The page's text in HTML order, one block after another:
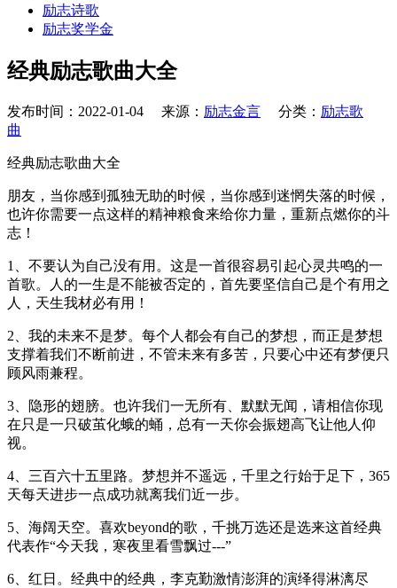
励志诗歌
励志奖学金
经典励志歌曲大全
发布时间：2022-01-04 来源： 励志金言 分类： 励志歌
曲
经典励志歌曲大全
朋友，当你感到孤独无助的时候，当你感到迷惘失落的时候，
也许你需要一点这样的精神粮食来给你力量，重新点燃你的斗
志！
1、不要认为自己没有用。这是一首很容易引起心灵共鸣的一
首歌。人的一生是不能被否定的，首先要坚信自己是个有用之
人，天生我材必有用！
2、我的未来不是梦。每个人都会有自己的梦想，而正是梦想
支撑着我们不断前进，不管未来有多苦，只要心中还有梦便只
顾风雨兼程。
3、隐形的翅膀。也许我们一无所有、默默无闻，请相信你现
在只是一只破茧化蛾的蛹，总有一天你会振翅高飞让他人仰
视。
4、三百六十五里路。梦想并不遥远，千里之行始于足下，365
天每天进步一点成功就离我们近一步。
5、海阔天空。喜欢beyond的歌，千挑万选还是选来这首经典
代表作“今天我，寒夜里看雪飘过---”
6、红日。经典中的经典，李克勤激情澎湃的演绎得淋漓尽